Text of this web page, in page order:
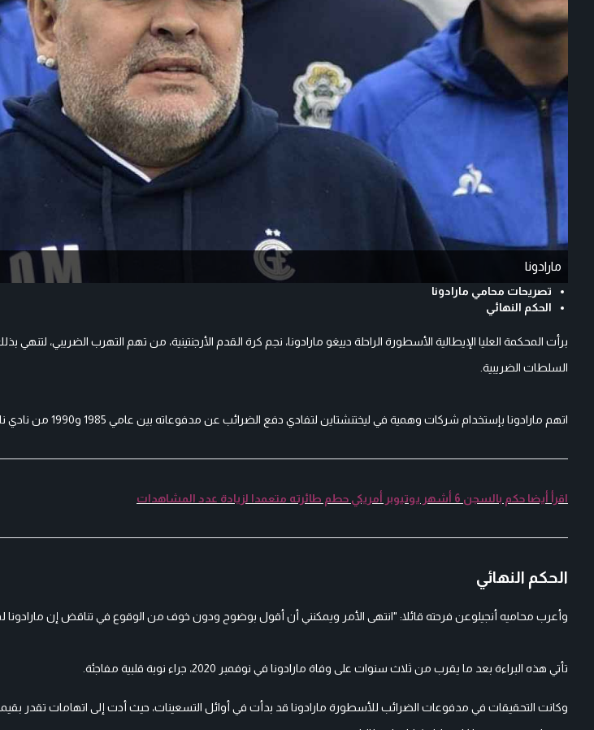
مارادونا
تصريحات محامي مارادونا
الحكم النهائي
السلطات الضريبية.
اتهم مارادونا بإستخدام شركات وهمية في ليختنشتاين لتفادي دفع الضرائب عن مدفوعاته بين عامي 1985 و1990 من نادي نابولي، مقابل حقوق صوره الشخصية.
اقرأ أيضا حكم بالسجن 6 أشهر يوتيوبر أمريكي حطم طائرته متعمدا لزيادة عدد المشاهدات
الحكم النهائي
وأعرب محاميه أنجيلوعن فرحته قائلا: "انتهى الأمر ويمكنني أن أقول بوضوح ودون خوف من الوقوع في تناقض إن مارادونا
تأتي هذه البراءة بعد ما يقرب من ثلاث سنوات على وفاة مارادونا في نوفمبر 2020، جراء نوبة قلبية مفاجئة.